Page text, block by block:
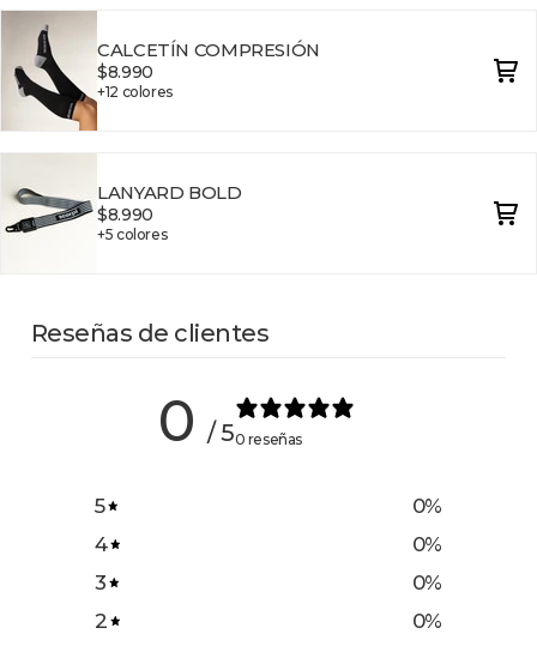
CALCETÍN COMPRESIÓN
$8.990
+12 colores
LANYARD BOLD
$8.990
+5 colores
Reseñas de clientes
0 / 50 reseñas
5 0%
4
0%
3
0%
2
0%